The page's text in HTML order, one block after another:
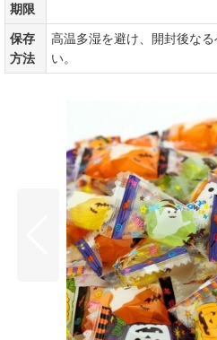
期限
保存
方法
高温多湿を避け、開封後な
い。